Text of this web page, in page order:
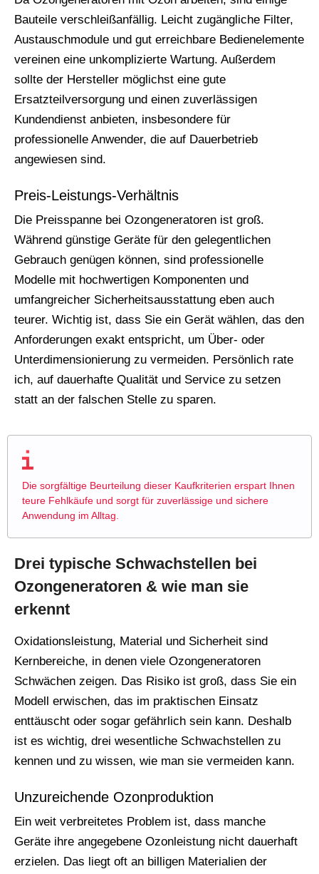
Bauteile verschleißanfällig. Leicht zugängliche Filter,
Austauschmodule und gut erreichbare Bedienelemente
vereinen eine unkomplizierte Wartung. Außerdem
sollte der Hersteller möglichst eine gute
Ersatzteilversorgung und einen zuverlässigen
Kundendienst anbieten, insbesondere für
professionelle Anwender, die auf Dauerbetrieb
angewiesen sind.
Preis-Leistungs-Verhältnis
Die Preisspanne bei Ozongeneratoren ist groß.
Während günstige Geräte für den gelegentlichen
Gebrauch genügen können, sind professionelle
Modelle mit hochwertigen Komponenten und
umfangreicher Sicherheitsausstattung eben auch
teurer. Wichtig ist, dass Sie ein Gerät wählen, das den
Anforderungen exakt entspricht, um Über- oder
Unterdimensionierung zu vermeiden. Persönlich rate
ich, auf dauerhafte Qualität und Service zu setzen
statt an der falschen Stelle zu sparen.
Die sorgfältige Beurteilung dieser Kaufkriterien erspart Ihnen
teure Fehlkäufe und sorgt für zuverlässige und sichere
Anwendung im Alltag.
Drei typische Schwachstellen bei
Ozongeneratoren & wie man sie
erkennt
Oxidationsleistung, Material und Sicherheit sind
Kernbereiche, in denen viele Ozongeneratoren
Schwächen zeigen. Das Risiko ist groß, dass Sie ein
Modell erwischen, das im praktischen Einsatz
enttäuscht oder sogar gefährlich sein kann. Deshalb
ist es wichtig, drei wesentliche Schwachstellen zu
kennen und zu wissen, wie man sie vermeiden kann.
Unzureichende Ozonproduktion
Ein weit verbreitetes Problem ist, dass manche
Geräte ihre angegebene Ozonleistung nicht dauerhaft
erzielen. Das liegt oft an billigen Materialien der